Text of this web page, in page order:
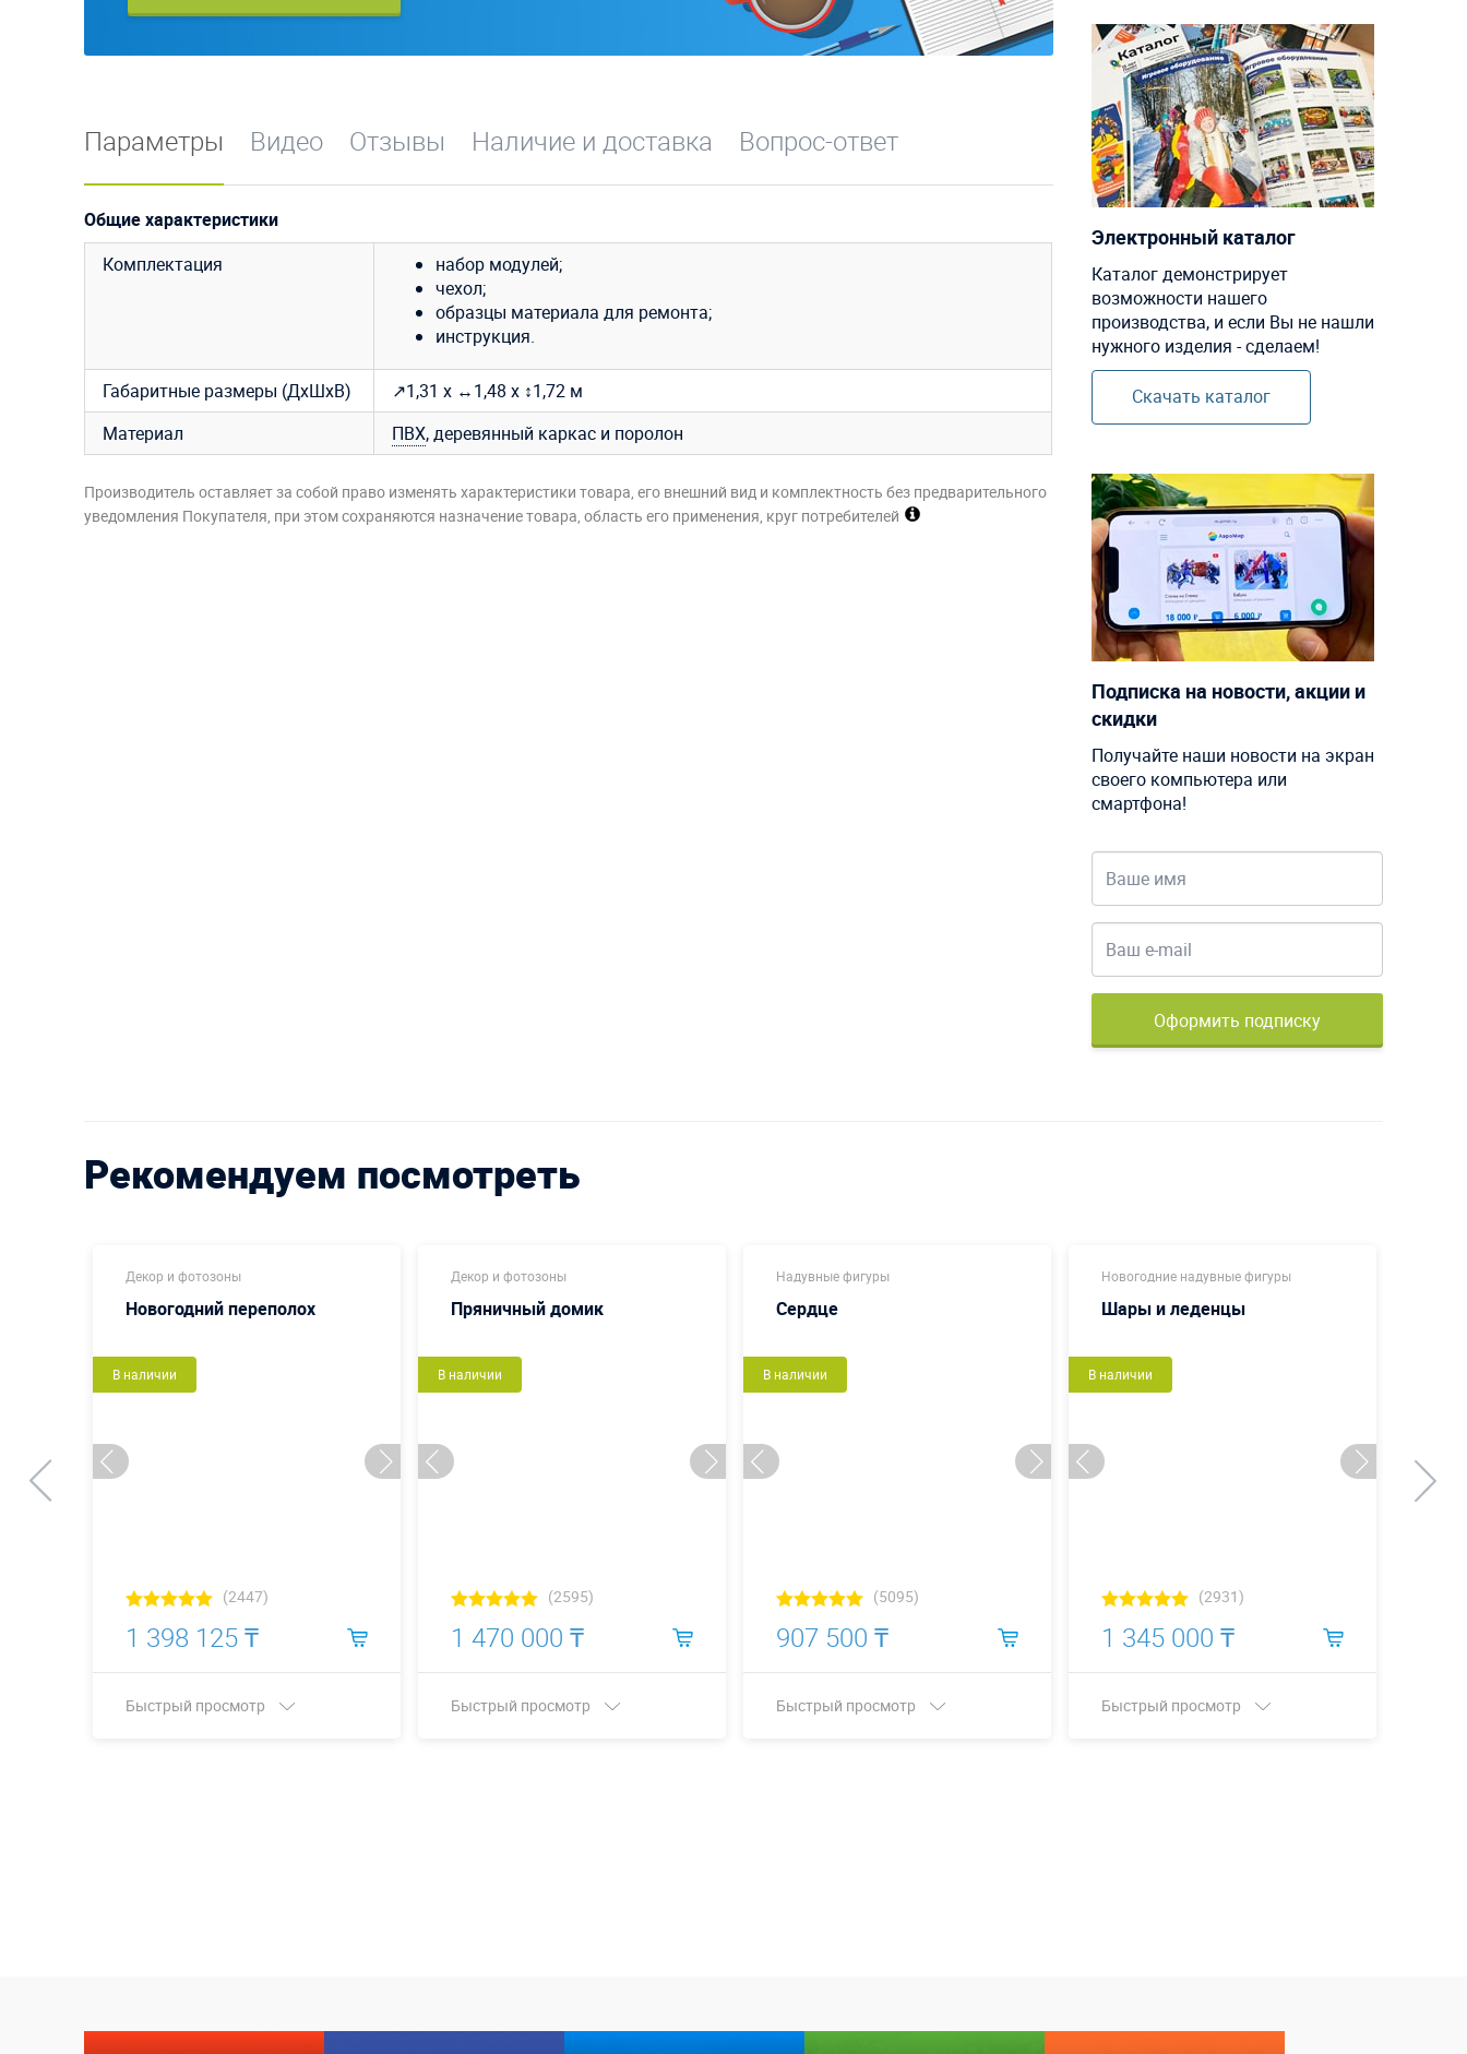
Параметры Видео Отзывы Наличие и доставка Вопрос-ответ
Общие характеристики
Комплектация
набор модулей;
чехол;
образцы материала для ремонта;
инструкция.
Габаритные размеры (ДхШхВ)
↗1,31 х ↔1,48 х ↕1,72 м
Материал
ПВХ, деревянный каркас и поролон
Производитель оставляет за собой право изменять характеристики товара, его внешний вид и комплектность без предварительного
уведомления Покупателя, при этом сохраняются назначение товара, область его применения, круг потребителей
Электронный каталог
Каталог демонстрирует
возможности нашего
производства, и если Вы не нашли
нужного изделия - сделаем!
Скачать каталог
Подписка на новости, акции и
скидки
Получайте наши новости на экран
своего компьютера или
смартфона!
Оформить подписку
Рекомендуем посмотреть
Декор и фотозоны
Новогодний переполох
В наличии
(2447)
1 398 125 ₸
Быстрый просмотр
Декор и фотозоны
Пряничный домик
В наличии
(2595)
1 470 000 ₸
Быстрый просмотр
Надувные фигуры
Сердце
В наличии
(5095)
907 500 ₸
Быстрый просмотр
Новогодние надувные фигуры
Шары и леденцы
В наличии
(2931)
1 345 000 ₸
Быстрый просмотр